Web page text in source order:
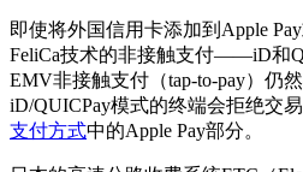
即使将外国信用卡添加到Apple
FeliCa技术的非接触支付——iD和
EMV非接触支付（tap-to-pay）仍
iD/QUICPay模式的终端会拒绝交
支付方式中的Apple Pay部分。